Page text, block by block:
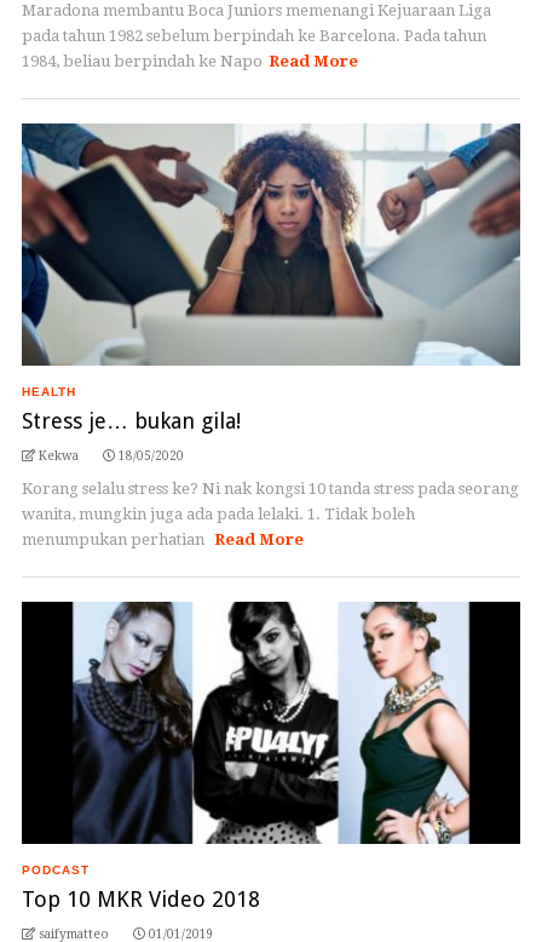
Maradona membantu Boca Juniors memenangi Kejuaraan Liga
pada tahun 1982 sebelum berpindah ke Barcelona. Pada tahun
1984, beliau berpindah ke Napo Read More
HEALTH
Stress je… bukan gila!
Kekwa 18/05/2020
Korang selalu stress ke? Ni nak kongsi 10 tanda stress pada seorang
wanita, mungkin juga ada pada lelaki. 1. Tidak boleh
menumpukan perhatian Read More
PODCAST
Top 10 MKR Video 2018
saifymatteo 01/01/2019